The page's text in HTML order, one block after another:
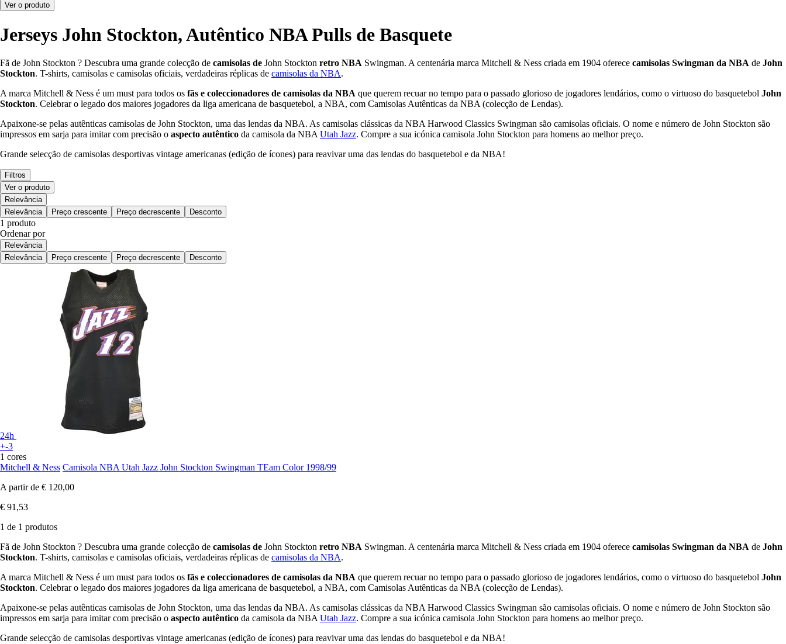
Ver o produto
Jerseys John Stockton, Autêntico NBA Pulls de Basquete
Fã de John Stockton ? Descubra uma grande colecção de camisolas de John Stockton retro NBA Swingman. A centenária marca Mitchell & Ness criada em 1904 oferece camisolas Swingman da NBA de John
Stockton. T-shirts, camisolas e camisolas oficiais, verdadeiras réplicas de camisolas da NBA.
A marca Mitchell & Ness é um must para todos os fãs e coleccionadores de camisolas da NBA que querem recuar no tempo para o passado glorioso de jogadores lendários, como o virtuoso do basquetebol John
Stockton. Celebrar o legado dos maiores jogadores da liga americana de basquetebol, a NBA, com Camisolas Autênticas da NBA (colecção de Lendas).
Apaixone-se pelas autênticas camisolas de John Stockton, uma das lendas da NBA. As camisolas clássicas da NBA Harwood Classics Swingman são camisolas oficiais. O nome e número de John Stockton são
impressos em sarja para imitar com precisão o aspecto autêntico da camisola da NBA Utah Jazz. Compre a sua icónica camisola John Stockton para homens ao melhor preço.
Grande selecção de camisolas desportivas vintage americanas (edição de ícones) para reavivar uma das lendas do basquetebol e da NBA!
Filtros
Ver o produto
Relevância
Relevância
Preço crescente Preço decrescente Desconto
1 produto
Ordenar por
Relevância
Relevância
Preço crescente Preço decrescente Desconto
24h
+-3
1 cores
Mitchell & Ness Camisola NBA Utah Jazz John Stockton Swingman TEam Color 1998/99
A partir de € 120,00
€ 91,53
1 de 1 produtos
Fã de John Stockton ? Descubra uma grande colecção de camisolas de John Stockton retro NBA Swingman. A centenária marca Mitchell & Ness criada em 1904 oferece camisolas Swingman da NBA de John
Stockton. T-shirts, camisolas e camisolas oficiais, verdadeiras réplicas de camisolas da NBA.
A marca Mitchell & Ness é um must para todos os fãs e coleccionadores de camisolas da NBA que querem recuar no tempo para o passado glorioso de jogadores lendários, como o virtuoso do basquetebol John
Stockton. Celebrar o legado dos maiores jogadores da liga americana de basquetebol, a NBA, com Camisolas Autênticas da NBA (colecção de Lendas).
Apaixone-se pelas autênticas camisolas de John Stockton, uma das lendas da NBA. As camisolas clássicas da NBA Harwood Classics Swingman são camisolas oficiais. O nome e número de John Stockton são
impressos em sarja para imitar com precisão o aspecto autêntico da camisola da NBA Utah Jazz. Compre a sua icónica camisola John Stockton para homens ao melhor preço.
Grande selecção de camisolas desportivas vintage americanas (edição de ícones) para reavivar uma das lendas do basquetebol e da NBA!